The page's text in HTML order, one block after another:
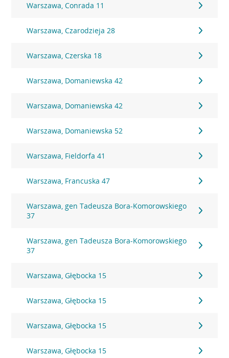
Warszawa, Conrada 11
Warszawa, Czarodzieja 28
Warszawa, Czerska 18
Warszawa, Domaniewska 42
Warszawa, Domaniewska 42
Warszawa, Domaniewska 52
Warszawa, Fieldorfa 41
Warszawa, Francuska 47
Warszawa, gen Tadeusza Bora-Komorowskiego
37
Warszawa, gen Tadeusza Bora-Komorowskiego
37
Warszawa, Głębocka 15
Warszawa, Głębocka 15
Warszawa, Głębocka 15
Warszawa, Głębocka 15